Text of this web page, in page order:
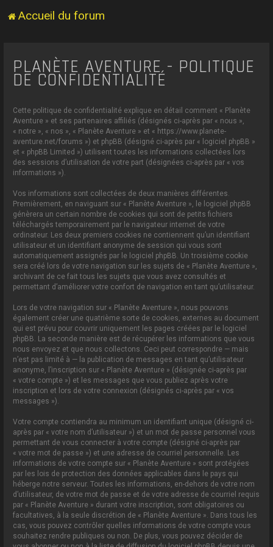
Accueil du forum
PLANÈTE AVENTURE - POLITIQUE
DE CONFIDENTIALITÉ
Cette politique de confidentialité explique en détail comment « Planète
Aventure » et ses partenaires affiliés (désignés ci-après par « nous »,
« notre », « nos », « Planète Aventure » et « https://www.planete-
aventure.net/forums ») et phpBB (désigné ci-après par « logiciel phpBB »
et « phpBB Limited ») utilisent toutes les informations collectées lors
des sessions d’utilisation de votre part (désignées ci-après par « vos
informations »).
Vos informations sont collectées de deux manières différentes.
Premièrement, en naviguant sur « Planète Aventure », le logiciel phpBB
génèrera un certain nombre de cookies qui sont de petits fichiers
téléchargés temporairement par le navigateur internet de votre
ordinateur. Les deux premiers cookies ne contiennent qu’un identifiant
utilisateur et un identifiant anonyme de session qui vous sont
automatiquement assignés par le logiciel phpBB. Un troisième cookie
sera créé lors de votre navigation sur les sujets de « Planète Aventure »,
archivant de ce fait tous les sujets que vous avez consultés et
permettant d’améliorer votre confort de navigation en tant qu’utilisateur.
Lors de votre navigation sur « Planète Aventure », nous pouvons
également créer une quatrième sorte de cookies, externes au document
qui est prévu pour couvrir uniquement les pages créées par le logiciel
phpBB. La seconde manière est de récupérer les informations que vous
nous envoyez et que nous collectons. Ceci peut correspondre — mais
n’est pas limité à — la publication de messages en tant qu’utilisateur
anonyme, l’inscription sur « Planète Aventure » (désignée ci-après par
« votre compte ») et les messages que vous publiez après votre
inscription et lors de votre connexion (désignés ci-après par « vos
messages »).
Votre compte contiendra au minimum un identifiant unique (désigné ci-
après par « votre nom d’utilisateur ») et un mot de passe personnel vous
permettant de vous connecter à votre compte (désigné ci-après par
« votre mot de passe ») et une adresse de courriel personnelle. Les
informations de votre compte sur « Planète Aventure » sont protégées
par les lois de protection des données applicables dans le pays qui
héberge notre serveur. Toutes les informations, en-dehors de votre nom
d’utilisateur, de votre mot de passe et de votre adresse de courriel requis
par « Planète Aventure » durant votre inscription, sont obligatoires ou
facultatives, à la seule discrétion de « Planète Aventure ». Dans tous les
cas, vous pouvez contrôler quelles informations de votre compte vous
souhaitez rendre publiques ou non. De plus, vous pouvez décider de